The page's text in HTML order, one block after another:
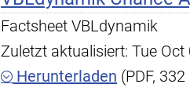
Factsheet VBLdynamik
Zuletzt aktualisiert: Tue
Herunterladen (PDF,